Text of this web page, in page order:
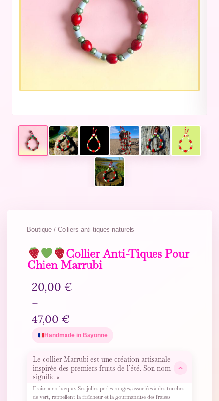
Boutique / Colliers anti-tiques naturels
Collier Anti-Tiques Pour
Chien Marrubi
20,00 €
–
47,00 €
Handmade in Bayonne
Le collier Marrubi est une création artisanale
inspirée des premiers fruits de l’été. Son nom
signifie «
Fraise » en basque. Ses jolies perles rouges, associées à des touches
de vert, rappellent la fraîcheur et la gourmandise des fraises